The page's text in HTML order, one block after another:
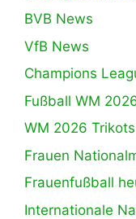
BVB News
VfB News
Champions
Fußball WM
WM 2026 Trikots
Frauen
Frauenfußball
Internationale